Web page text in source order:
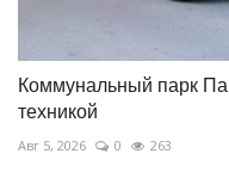
Коммунальный парк
техникой
Авг 5, 2026 0 263